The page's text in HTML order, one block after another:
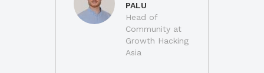
PALU
Head of
Community at
Growth Hacking
Asia